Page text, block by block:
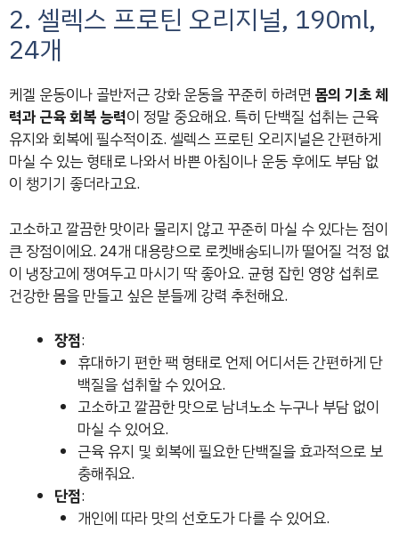
2. 셀렉스 프로틴 오리지널, 190ml,
24개
케겔 운동이나 골반저근 강화 운동을 꾸준히 하려면 몸의 기초 체
력과 근육 회복 능력이 정말 중요해요. 특히 단백질 섭취는 근육
유지와 회복에 필수적이죠. 셀렉스 프로틴 오리지널은 간편하게
마실 수 있는 형태로 나와서 바쁜 아침이나 운동 후에도 부담 없
이 챙기기 좋더라고요.
고소하고 깔끔한 맛이라 물리지 않고 꾸준히 마실 수 있다는 점이
큰 장점이에요. 24개 대용량으로 로켓배송되니까 떨어질 걱정 없
이 냉장고에 쟁여두고 마시기 딱 좋아요. 균형 잡힌 영양 섭취로
건강한 몸을 만들고 싶은 분들께 강력 추천해요.
장점:
휴대하기 편한 팩 형태로 언제 어디서든 간편하게 단
백질을 섭취할 수 있어요.
고소하고 깔끔한 맛으로 남녀노소 누구나 부담 없이
마실 수 있어요.
근육 유지 및 회복에 필요한 단백질을 효과적으로 보
충해줘요.
단점:
개인에 따라 맛의 선호도가 다를 수 있어요.